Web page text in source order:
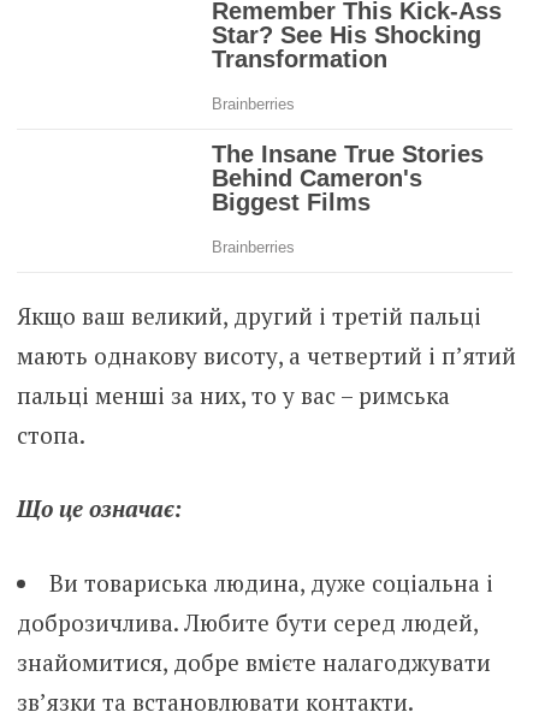
Якщо ваш великий, другий і третій пальці
мають однакову висоту, а четвертий і п’ятий
пальці менші за них, то у вас – римська
стопа.
Що це означає:
Ви товариська людина, дуже соціальна і
доброзичлива. Любите бути серед людей,
знайомитися, добре вмієте налагоджувати
зв’язки та встановлювати контакти.